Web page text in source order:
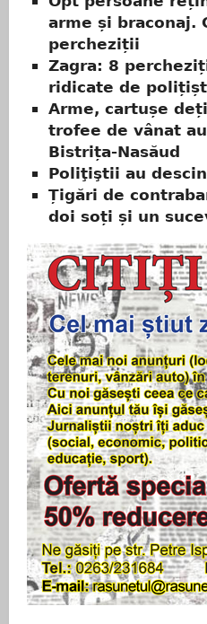
arme și braconaj.
percheziții
Zagra: 8
ridicate de
Arme, cartușe
trofee de vânat
Bistrița-Nasăud
Poliţiştii au
Țigări de
doi soți și un